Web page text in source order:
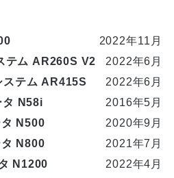
2022年11月
テム AR260S V2
2022年6月
ステム AR415S
2022年6月
N58i
2016年5月
N500
2020年9月
N800
2021年7月
N1200
2022年4月